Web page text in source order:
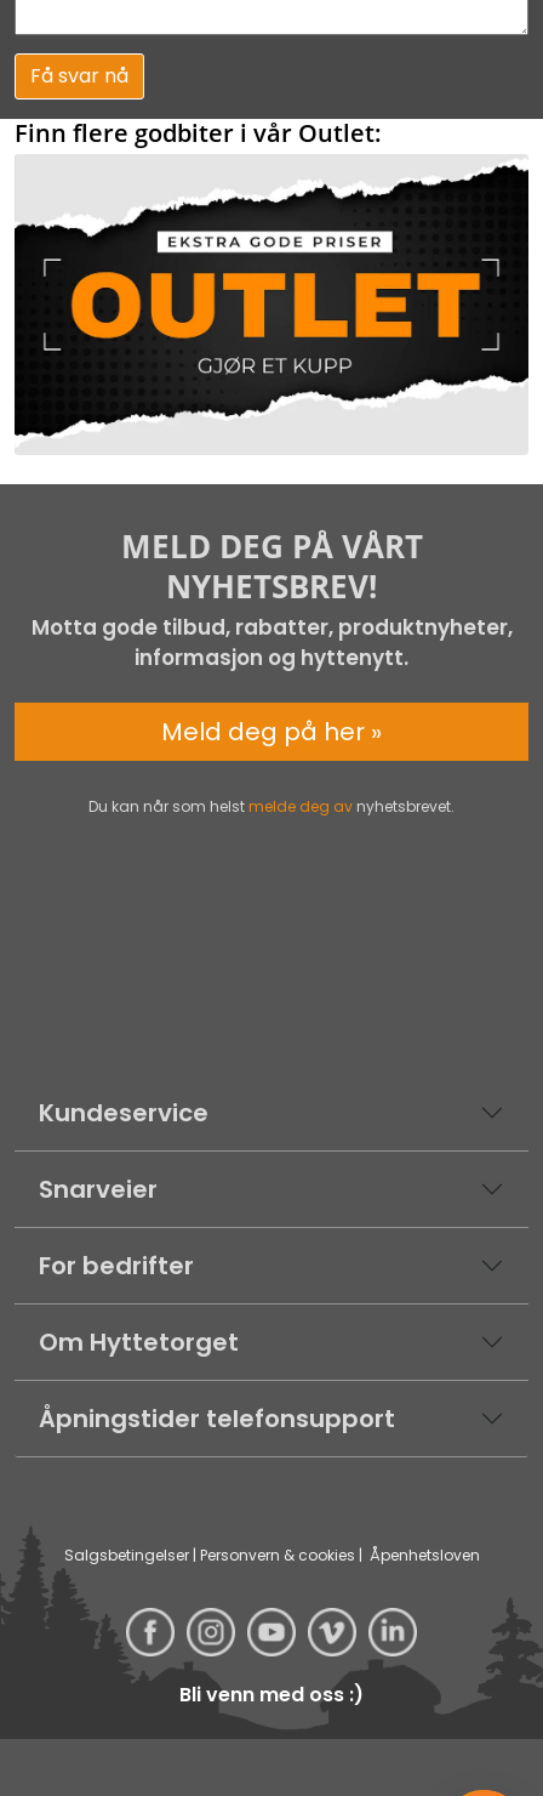
Få svar nå
Finn flere godbiter i vår Outlet:
Kundeservice
Snarveier
For bedrifter
Om Hyttetorget
Åpningstider telefonsupport
Salgsbetingelser| Personvern & cookies | Åpenhetsloven
Bli venn med oss :)
MELD DEG PÅ VÅRT
NYHETSBREV!
Motta gode tilbud, rabatter, produktnyheter,
informasjon og hyttenytt.
Du kan når som helst melde deg av nyhetsbrevet.
Meld deg på her »